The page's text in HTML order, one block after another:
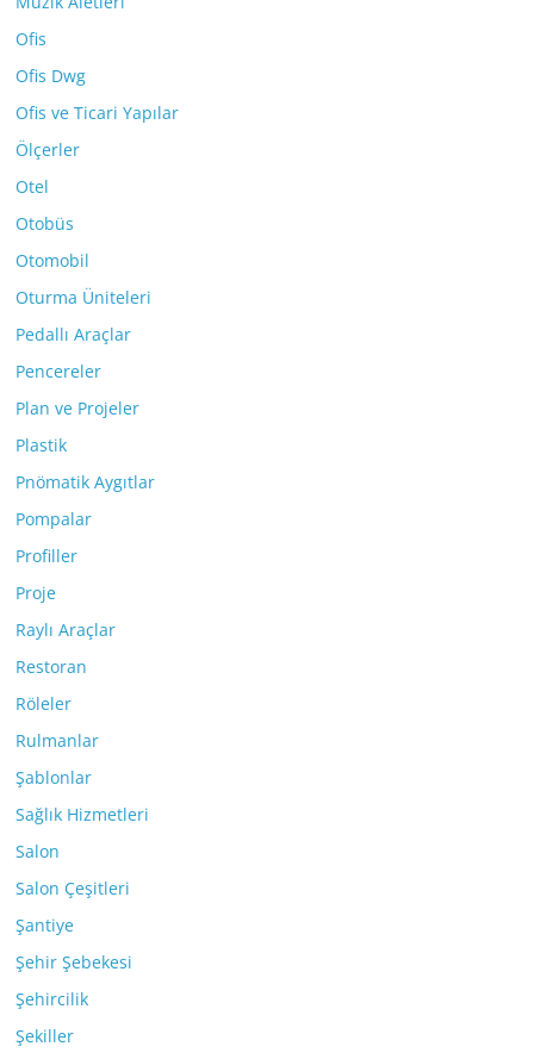
Ofis
Ofis Dwg
Ofis ve Ticari Yapılar
Ölçerler
Otel
Otobüs
Otomobil
Oturma Üniteleri
Pedallı Araçlar
Pencereler
Plan ve Projeler
Plastik
Pnömatik Aygıtlar
Pompalar
Profiller
Proje
Raylı Araçlar
Restoran
Röleler
Rulmanlar
Şablonlar
Sağlık Hizmetleri
Salon
Salon Çeşitleri
Şantiye
Şehir Şebekesi
Şehircilik
Şekiller